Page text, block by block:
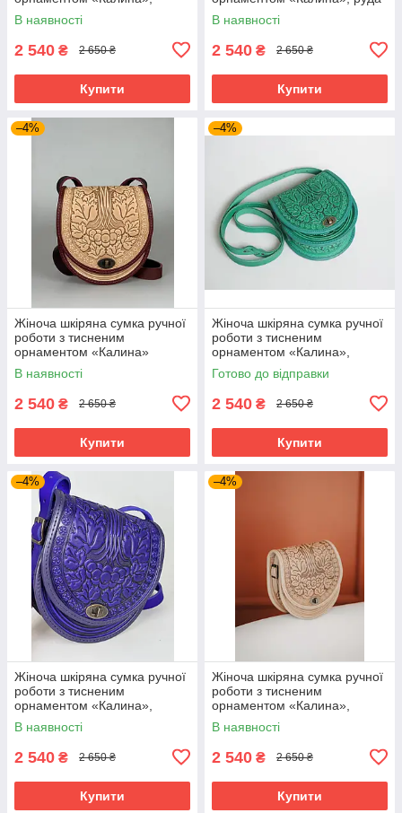
бузкова сумка з натуральної
шкіри, 20*21*8 см
В наявності
2 540 ₴ 2 650 ₴
Купити
сумка з натуральної шкіри,
20*21*8 см
В наявності
2 540 ₴ 2 650 ₴
Купити
–4%
Жіноча шкіряна сумка ручної
роботи з тисненим
орнаментом «Калина»
бежево-бордова сумка з
натуральної шкіри, 20*21*8
В наявності
2 540 ₴ 2 650 ₴
Купити
–4%
Жіноча шкіряна сумка ручної
роботи з тисненим
орнаментом «Калина»,
м'ятна сумка з натуральної
шкіри, 20*21*8 см
Готово до відправки
2 540 ₴ 2 650 ₴
Купити
–4%
Жіноча шкіряна сумка ручної
роботи з тисненим
орнаментом «Калина»,
ультрамаринова сумка з
натуральної шкіри, 20*21*8
В наявності
2 540 ₴ 2 650 ₴
Купити
–4%
Жіноча шкіряна сумка ручної
роботи з тисненим
орнаментом «Калина»,
бежева сумка з натуральної
шкіри, 20*21*8 см
В наявності
2 540 ₴ 2 650 ₴
Купити